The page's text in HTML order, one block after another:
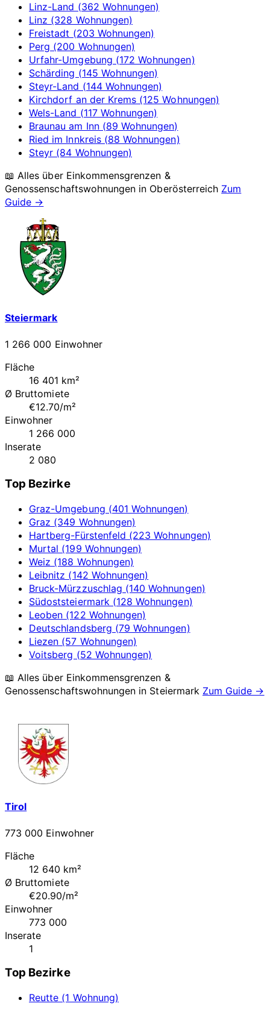
Linz-Land (362 Wohnungen)
Linz (328 Wohnungen)
Freistadt (203 Wohnungen)
Perg (200 Wohnungen)
Urfahr-Umgebung (172 Wohnungen)
Schärding (145 Wohnungen)
Steyr-Land (144 Wohnungen)
Kirchdorf an der Krems (125 Wohnungen)
Wels-Land (117 Wohnungen)
Braunau am Inn (89 Wohnungen)
Ried im Innkreis (88 Wohnungen)
Steyr (84 Wohnungen)
📖 Alles über Einkommensgrenzen &
Genossenschaftswohnungen in Oberösterreich Zum
Guide →
Steiermark
1 266 000 Einwohner
Fläche
16 401 km²
Ø Bruttomiete
€12.70/m²
Einwohner
1 266 000
Inserate
2 080
Top Bezirke
Graz-Umgebung (401 Wohnungen)
Graz (349 Wohnungen)
Hartberg-Fürstenfeld (223 Wohnungen)
Murtal (199 Wohnungen)
Weiz (188 Wohnungen)
Leibnitz (142 Wohnungen)
Bruck-Mürzzuschlag (140 Wohnungen)
Südoststeiermark (128 Wohnungen)
Leoben (122 Wohnungen)
Deutschlandsberg (79 Wohnungen)
Liezen (57 Wohnungen)
Voitsberg (52 Wohnungen)
📖 Alles über Einkommensgrenzen &
Genossenschaftswohnungen in Steiermark Zum Guide →
Tirol
773 000 Einwohner
Fläche
12 640 km²
Ø Bruttomiete
€20.90/m²
Einwohner
773 000
Inserate
1
Top Bezirke
Reutte (1 Wohnung)